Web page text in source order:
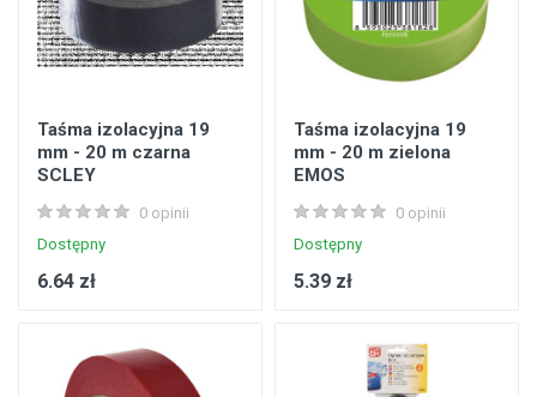
Taśma izolacyjna 19
mm - 20 m czarna
SCLEY
0 opinii
Dostępny
6.64 zł
Taśma izolacyjna 19
mm - 20 m zielona
EMOS
0 opinii
Dostępny
5.39 zł